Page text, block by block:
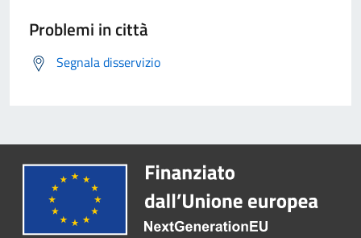
Problemi in città
Segnala disservizio